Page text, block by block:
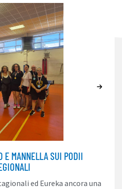
E MANNELLA SUI PODII
ed Eureka ancora una